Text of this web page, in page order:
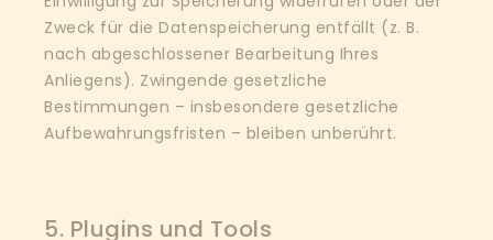
Zweck für die Datenspeicherung entfällt (z. B.
nach abgeschlossener Bearbeitung Ihres
Anliegens). Zwingende gesetzliche
Bestimmungen – insbesondere gesetzliche
Aufbewahrungsfristen – bleiben unberührt.
5. Plugins und Tools